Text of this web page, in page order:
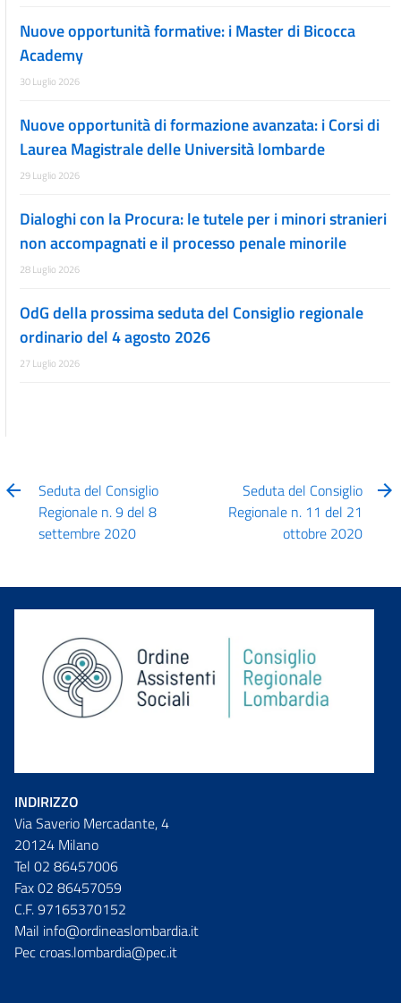
Nuove opportunità formative: i Master di Bicocca
Academy
30 Luglio 2026
Nuove opportunità di formazione avanzata: i Corsi di
Laurea Magistrale delle Università lombarde
29 Luglio 2026
Dialoghi con la Procura: le tutele per i minori stranieri
non accompagnati e il processo penale minorile
28 Luglio 2026
OdG della prossima seduta del Consiglio regionale
ordinario del 4 agosto 2026
27 Luglio 2026
Seduta del Consiglio
Regionale n. 9 del 8
settembre 2020
Seduta del Consiglio
Regionale n. 11 del 21
ottobre 2020
INDIRIZZO
Via Saverio Mercadante, 4
20124 Milano
Tel 02 86457006
Fax 02 86457059
C.F. 97165370152
Mail info@ordineaslombardia.it
Pec croas.lombardia@pec.it